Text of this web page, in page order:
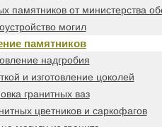
памятников от министерства
могил
памятников
надгробия
и изготовление цоколей
гранитных ваз
цветников и саркофагов